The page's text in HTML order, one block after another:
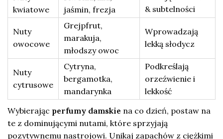
kwiatowe
jaśmin, frezja
& subtelności
Nuty
owocowe
Grejpfrut,
marakuja,
młodszy owoc
Wprowadzają
lekką słodycz
Nuty
cytrusowe
Cytryna,
bergamotka,
mandarynka
Podkreślają
orzeźwienie i
lekkość
Wybierając perfumy damskie na co dzień, postaw na
te z dominującymi nutami, które sprzyjają
pozytywnemu nastrojowi. Unikaj zapachów z ciężkimi